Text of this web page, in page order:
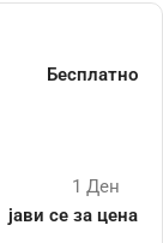
Бесплатно
1 Ден
јави се за цена